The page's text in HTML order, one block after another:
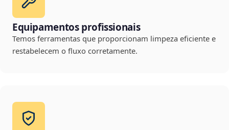
Equipamentos profissionais
Temos ferramentas que proporcionam limpeza eficiente e
restabelecem o fluxo corretamente.